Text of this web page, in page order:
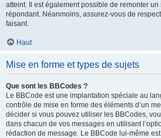
atteint. Il est également possible de remonter
répondant. Néanmoins, assurez-vous de
faisant.
Haut
Mise en forme et types de sujets
Que sont les BBCodes ?
Le BBCode est une implantation spéciale au
contrôle de mise en forme des éléments d’un
décider si vous pouvez utiliser les BBCodes,
dans chacun de vos messages en utilisant
rédaction de message. Le BBCode lui-même